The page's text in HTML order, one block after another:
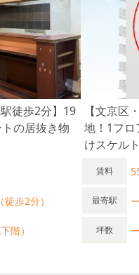
徒歩2分】19
の居抜き物
歩2分）
階）
【文京区
地！1フロ
けスケル
賃料
最寄駅 ー
坪数 ー